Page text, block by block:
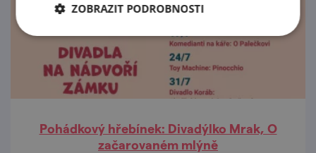
Pohádkový hřebínek: Divadýlko Mrak, O
začarovaném mlýně
ZOBRAZIT PODROBNOSTI